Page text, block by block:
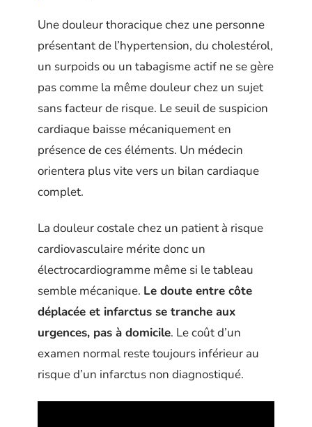
Une douleur thoracique chez une personne
présentant de l’hypertension, du cholestérol,
un surpoids ou un tabagisme actif ne se gère
pas comme la même douleur chez un sujet
sans facteur de risque. Le seuil de suspicion
cardiaque baisse mécaniquement en
présence de ces éléments. Un médecin
orientera plus vite vers un bilan cardiaque
complet.
La douleur costale chez un patient à risque
cardiovasculaire mérite donc un
électrocardiogramme même si le tableau
semble mécanique. Le doute entre côte
déplacée et infarctus se tranche aux
urgences, pas à domicile. Le coût d’un
examen normal reste toujours inférieur au
risque d’un infarctus non diagnostiqué.